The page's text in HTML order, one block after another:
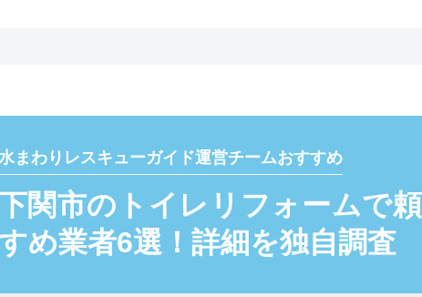
まわりレスキューガイド運営チームおすすめ
関市のトイレリフォームで
め業者6選！詳細を独自調査